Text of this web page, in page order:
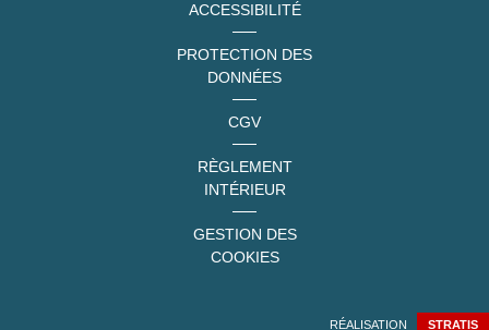
ACCESSIBILITÉ
PROTECTION DES
DONNÉES
CGV
RÈGLEMENT
INTÉRIEUR
GESTION DES
COOKIES
RÉALISATION STRATIS